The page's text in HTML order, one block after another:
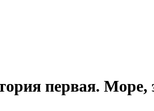
первая. Море,